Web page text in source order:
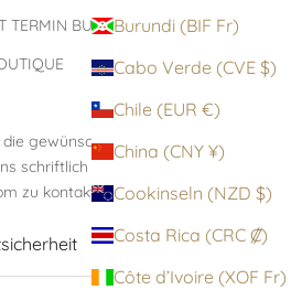
Burundi (BIF Fr)
Cabo Verde (CVE $)
Chile (EUR €)
China (CNY ¥)
Cookinseln (NZD $)
Costa Rica (CRC ₡)
Côte d’Ivoire (XOF Fr)
TERMIN BUCHEN
gewünschte Größe nicht
schriftlich unter:
zu kontaktieren